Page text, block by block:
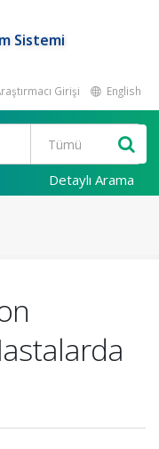
Sistemi
Girişi English
Detaylı Arama